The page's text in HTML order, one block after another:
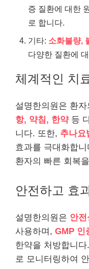
증 질환에 대한
로 합니다.
기타: 소화불량,
다양한 질환에
체계적인 치
설명한의원은 환
항, 약침, 한약등
니다. 또한, 추나요
효과를 극대화합
환자의 빠른 회복
안전하고 효
설명한의원은 안
사용하며, GMP 인
한약을 처방합니
로 모니터링하여